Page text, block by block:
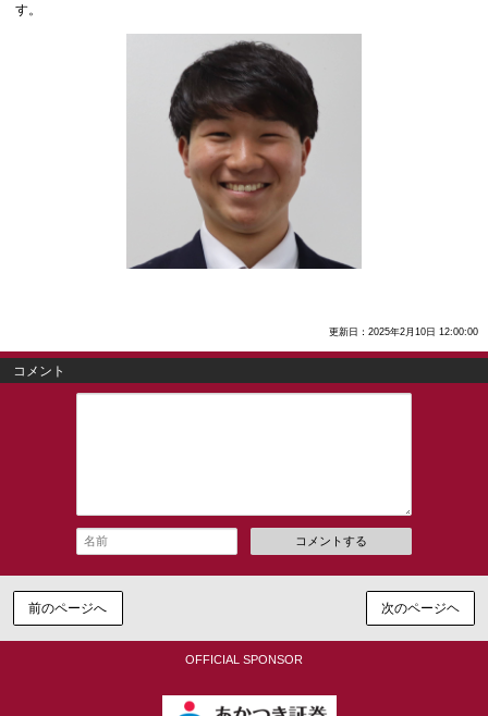
す。
更新日：2025年2月10日 12:00:00
コメント
コメントする
前のページへ 次のページヘ
OFFICIAL SPONSOR